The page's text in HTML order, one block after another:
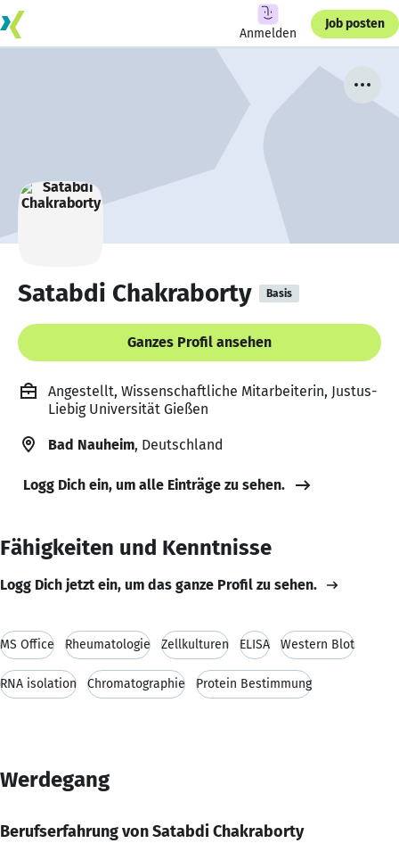
Anmelden
Job posten
Satabdi Chakraborty Basis
Ganzes Profil ansehen
Angestellt, Wissenschaftliche Mitarbeiterin, Justus-
Liebig Universität Gießen
Bad Nauheim, Deutschland
Logg Dich ein, um alle Einträge zu sehen.
Fähigkeiten und Kenntnisse
Logg Dich jetzt ein, um das ganze Profil zu sehen.
MS Office Rheumatologie Zellkulturen ELISA Western Blot
RNA isolation Chromatographie Protein Bestimmung
Werdegang
Berufserfahrung von Satabdi Chakraborty